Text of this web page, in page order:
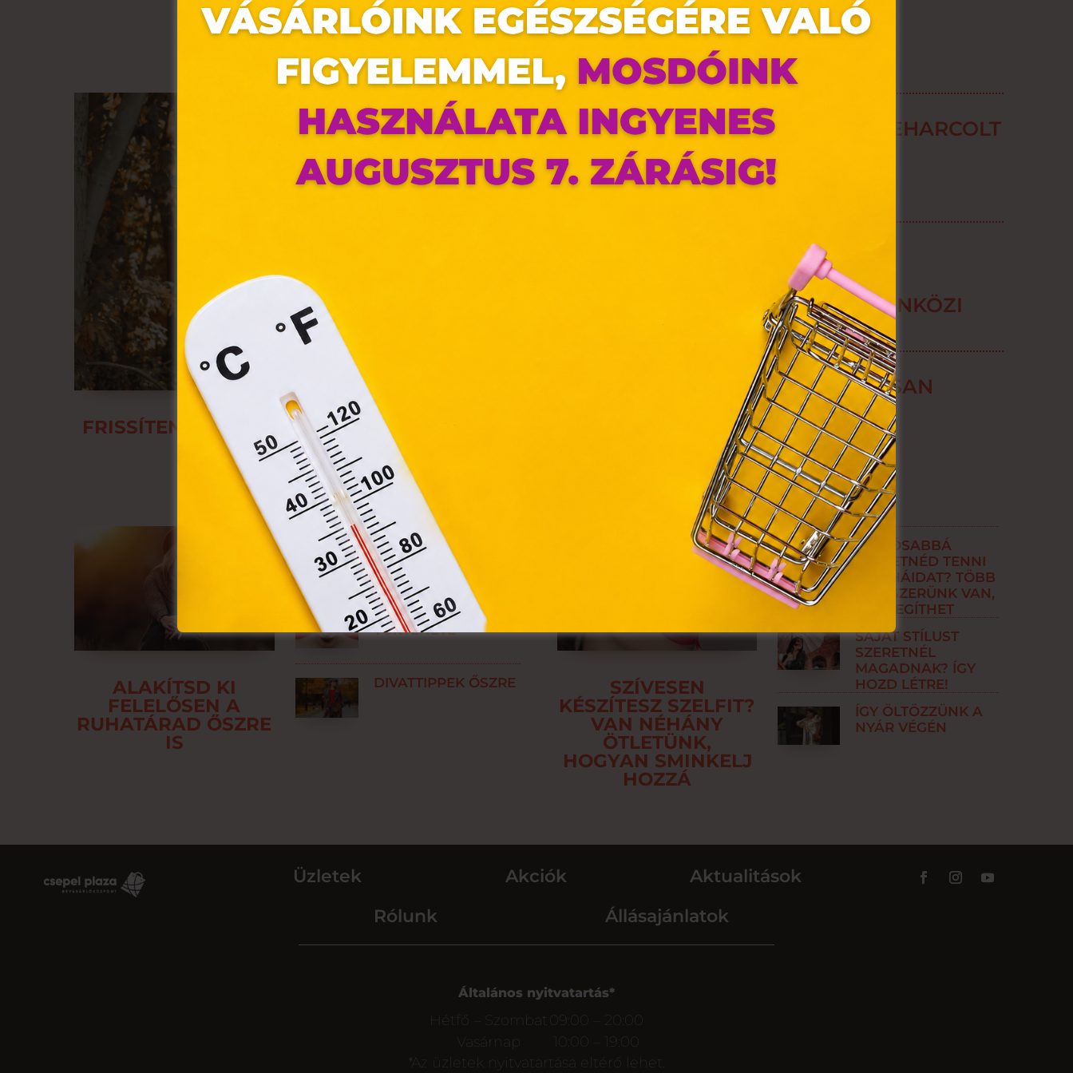
FRISSÍTENÉD A RUHATÁRAD? A SZÍNEKNEK
IS JELENTÉSE VAN
ÍGY TURBÓZD FEL LEHARCOLT
FARMERED!
HIÁNYOS AZ
ALAPRUHATÁRAD?
SEGÍTENEK A SZEZONKÖZI
LEÁRAZÁSOK
ESŐBEN IS STÍLUSOSAN
ALAKÍTSD KI
FELELŐSEN A
RUHATÁRAD ŐSZRE
IS
LÉGY TE IS CSINOS
NEGYVENES!
A SZEMPILLASPIRÁL
TÖRTÉNETE
DIVATTIPPEK ŐSZRE
SZÍVESEN
KÉSZÍTESZ SZELFIT?
VAN NÉHÁNY
ÖTLETÜNK,
HOGYAN SMINKELJ
HOZZÁ
TARTÓSABBÁ
SZERETNÉD TENNI
A RUHÁIDAT? TÖBB
MÓDSZERÜNK VAN,
AMI SEGÍTHET
SAJÁT STÍLUST
SZERETNÉL
MAGADNAK? ÍGY
HOZD LÉTRE!
ÍGY ÖLTÖZZÜNK A
NYÁR VÉGÉN
Üzletek Akciók
Aktualitások
Rólunk
Állásajánlatok
Általános nyitvatartás*
Hétfő – Szombat
09:00 – 20:00
Vasárnap
10:00 – 19:00
*Az üzletek nyitvatartása eltérő lehet.
Ez az oldal sütiket használ
Weboldalunkon „cookie"-kat (továbbiakban „süti") alkalmazunk. Ezek olyan
fájlok, melyek információt tárolnak webes böngészőjében. Ehhez az Ön
weblapoknak, melyek az Európai Unió országain belül működnek, a „sütik"
használatához, és ezeknek a felhasználó számítógépén vagy egyéb
eszközén történő tárolásához a felhasználók hozzájárulását kell kérniük.